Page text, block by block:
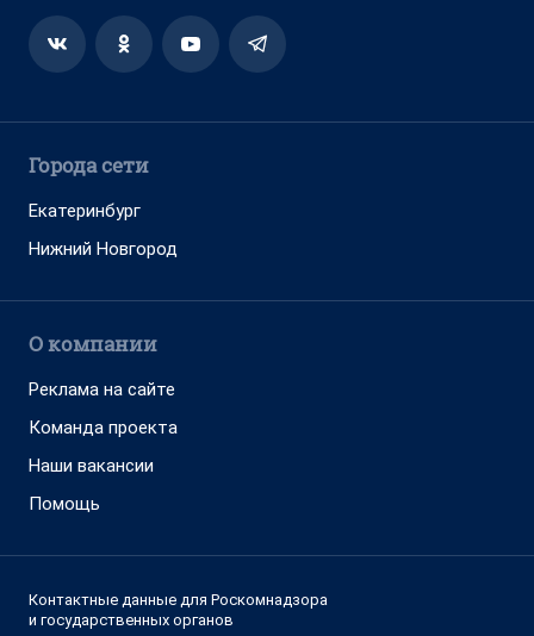
Города сети
Екатеринбург
Нижний Новгород
О компании
Реклама на сайте
Команда проекта
Наши вакансии
Помощь
Контактные данные для Роскомнадзора
и государственных органов